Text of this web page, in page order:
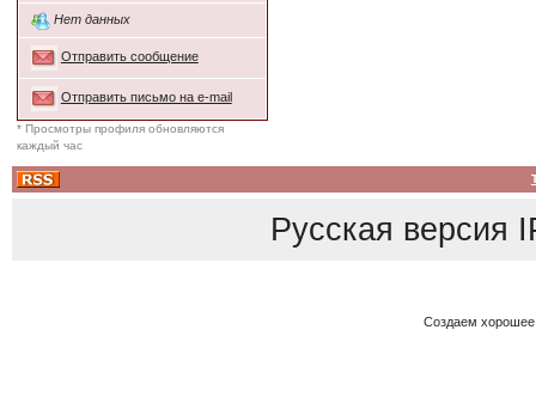
Нет данных
Отправить сообщение
Отправить письмо на e-mail
* Просмотры профиля обновляются
каждый час
Русская версия
Создаем